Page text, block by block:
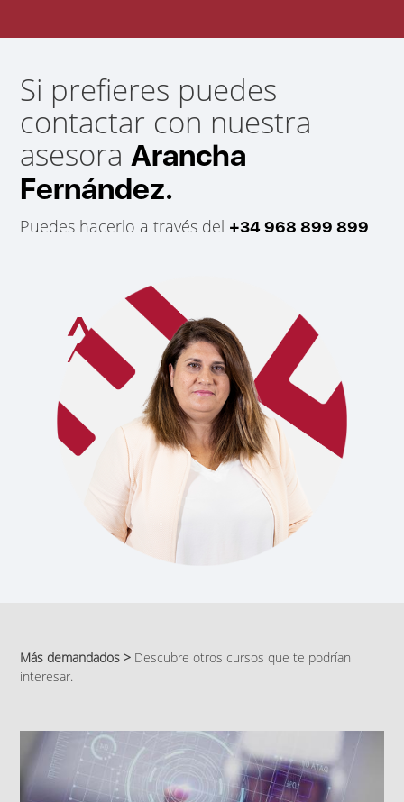
Si prefieres puedes
contactar con nuestra
asesoraArancha
Fernández.
Puedes hacerlo a través del +34 968 899 899
Más demandados > Descubre otros cursos que te podrían
interesar.